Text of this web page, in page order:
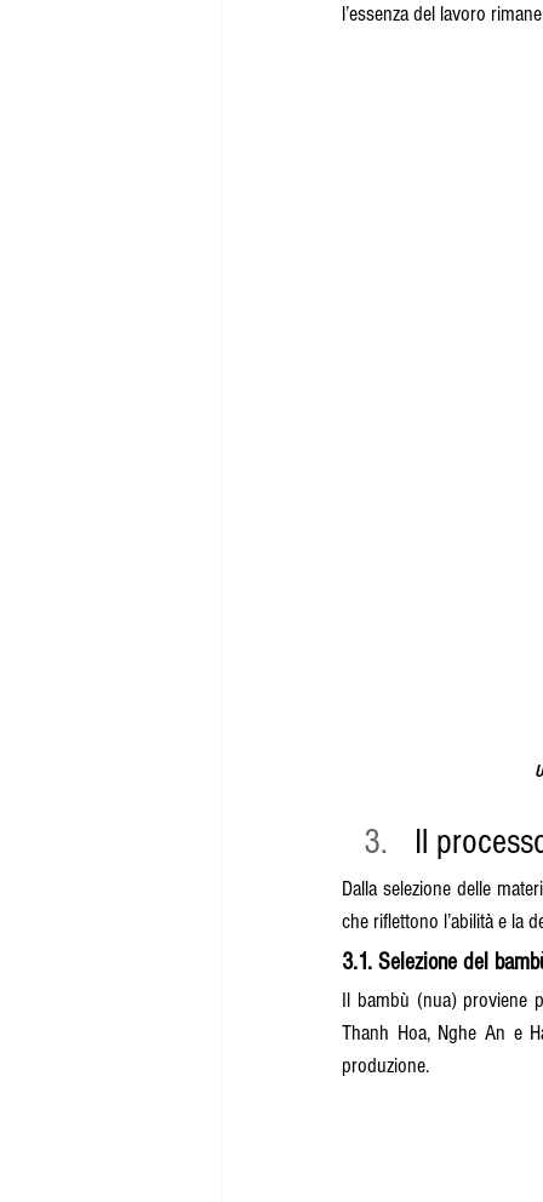
l’essenza del lavoro
Il
Dalla selezione delle
che riflettono l’abilità e la
3.1. Selezione del
Il bambù (nua) proviene
Thanh Hoa, Nghe An e
produzione.